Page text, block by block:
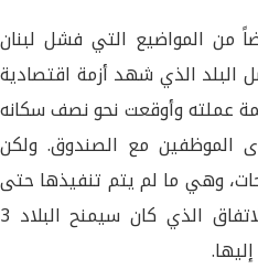
من المواضيع التي فشل لبنان
بها. في 2022، توصل البلد الذي شهد أزمة اقتصادية
90% من قيمة عملته وأوقعت نحو نصف سكانه
الموظفين مع الصندوق. ولكن
وهي ما لم يتم تنفيذها حتى
الساعة، ما أدى إلى تعليق الاتفاق الذي كان سيمنح البلاد 3